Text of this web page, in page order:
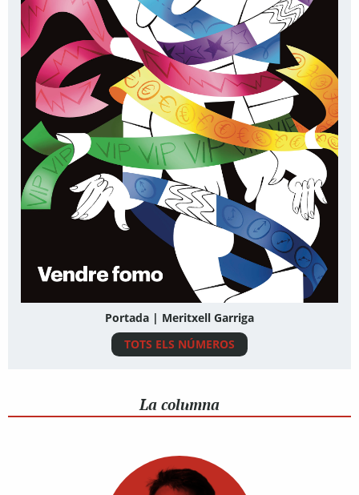
Portada | Meritxell Garriga
TOTS ELS NÚMEROS
La columna